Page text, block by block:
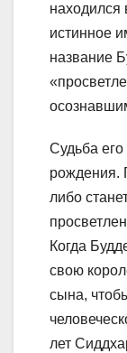
находился
истинное
название
Судьба
рождения.
либо
Когда
свою
сына,
лет